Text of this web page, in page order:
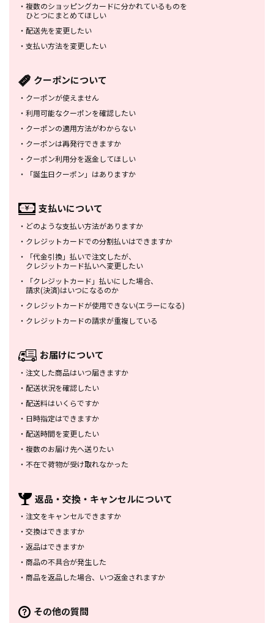
・ 複数のショッピングカードに分かれているものを
ひとつにまとめてほしい
・ 配送先を変更したい
・ 支払い方法を変更したい
クーポンについて
・ クーポンが使えません
・ 利用可能なクーポンを確認したい
・ クーポンの適用方法がわからない
・ クーポンは再発行できますか
・ クーポン利用分を返金してほしい
・
「誕生日クーポン」はありますか
支払いについて
・ どのような支払い方法がありますか
・ クレジットカードでの分割払いはできますか
・
「代金引換」払いで注文したが、
クレジットカード払いへ変更したい
・
「クレジットカード」払いにした場合、
請求(決済)はいつになるのか
・ クレジットカードが使用できない(エラーになる)
・ クレジットカードの請求が重複している
お届けについて
・ 注文した商品はいつ届きますか
・ 配送状況を確認したい
・ 配送料はいくらですか
・ 日時指定はできますか
・ 配送時間を変更したい
・ 複数のお届け先へ送りたい
・ 不在で荷物が受け取れなかった
返品・交換・ キャンセルについて
・ 注文をキャンセルできますか
・ 交換はできますか
・ 返品はできますか
・ 商品の不具合が発生した
・ 商品を返品した場合、 いつ返金されますか
その他の質問